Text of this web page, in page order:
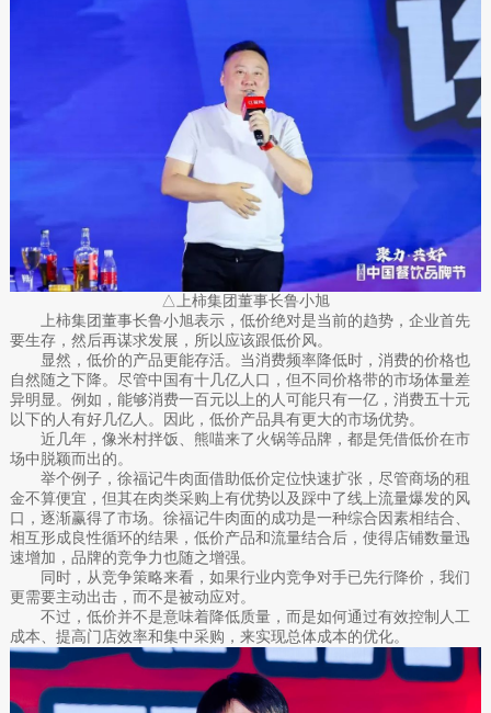
△上柿集团董事长鲁小旭
上柿集团董事长鲁小旭表示，低价绝对是当前的趋势，企业首先
要生存，然后再谋求发展，所以应该跟低价风。
显然，低价的产品更能存活。当消费频率降低时，消费的价格也
自然随之下降。尽管中国有十几亿人口，但不同价格带的市场体量差
异明显。例如，能够消费一百元以上的人可能只有一亿，消费五十元
以下的人有好几亿人。因此，低价产品具有更大的市场优势。
近几年，像米村拌饭、熊喵来了火锅等品牌，都是凭借低价在市
场中脱颖而出的。
举个例子，徐福记牛肉面借助低价定位快速扩张，尽管商场的租
金不算便宜，但其在肉类采购上有优势以及踩中了线上流量爆发的风
口，逐渐赢得了市场。徐福记牛肉面的成功是一种综合因素相结合、
相互形成良性循环的结果，低价产品和流量结合后，使得店铺数量迅
速增加，品牌的竞争力也随之增强。
同时，从竞争策略来看，如果行业内竞争对手已先行降价，我们
更需要主动出击，而不是被动应对。
不过，低价并不是意味着降低质量，而是如何通过有效控制人工
成本、提高门店效率和集中采购，来实现总体成本的优化。